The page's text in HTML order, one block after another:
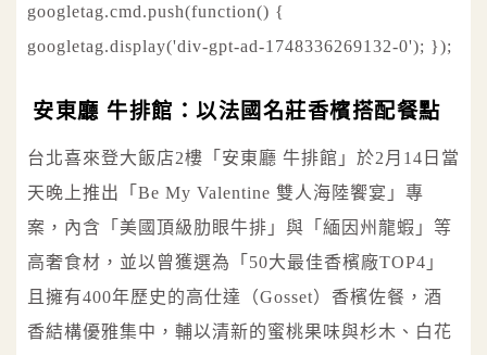
googletag.cmd.push(function() {
googletag.display('div-gpt-ad-1748336269132-0'); });
安東廳 牛排館：以法國名莊香檳搭配餐點
台北喜來登大飯店2樓「安東廳 牛排館」於2月14日當
天晚上推出「Be My Valentine 雙人海陸饗宴」專
案，內含「美國頂級肋眼牛排」與「緬因州龍蝦」等
高奢食材，並以曾獲選為「50大最佳香檳廠TOP4」
且擁有400年歷史的高仕達（Gosset）香檳佐餐，酒
香結構優雅集中，輔以清新的蜜桃果味與杉木、白花